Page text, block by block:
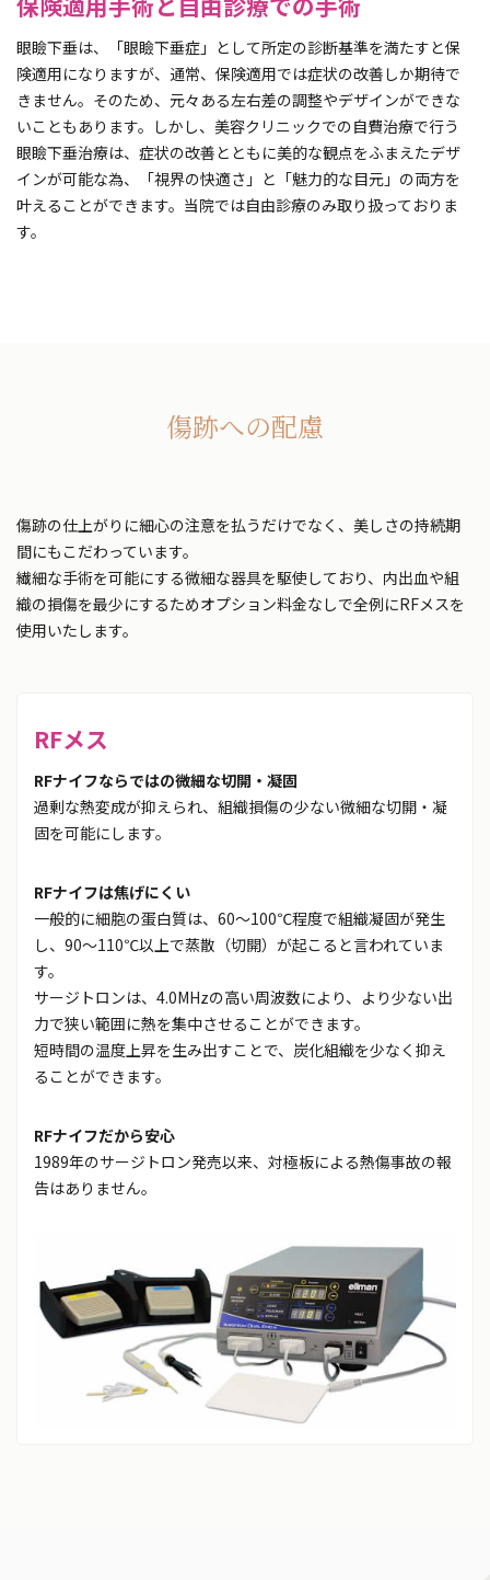
眼瞼下垂は、「眼瞼下垂症」として所定の診断基準を満たすと保
険適用になりますが、通常、保険適用では症状の改善しか期待で
きません。そのため、元々ある左右差の調整やデザインができな
いこともあります。しかし、美容クリニックでの自費治療で行う
眼瞼下垂治療は、症状の改善とともに美的な観点をふまえたデザ
インが可能な為、「視界の快適さ」と「魅力的な目元」の両方を
叶えることができます。当院では自由診療のみ取り扱っておりま
す。
傷跡への配慮
傷跡の仕上がりに細心の注意を払うだけでなく、美しさの持続期
間にもこだわっています。
繊細な手術を可能にする微細な器具を駆使しており、内出血や組
織の損傷を最少にするためオプション料金なしで全例にRFメスを
使用いたします。
RFメス
RFナイフならではの微細な切開・凝固
過剰な熱変成が抑えられ、組織損傷の少ない微細な切開・凝
固を可能にします。
RFナイフは焦げにくい
一般的に細胞の蛋白質は、60～100℃程度で組織凝固が発生
し、90～110℃以上で蒸散（切開）が起こると言われていま
す。
サージトロンは、4.0MHzの高い周波数により、より少ない出
力で狭い範囲に熱を集中させることができます。
短時間の温度上昇を生み出すことで、炭化組織を少なく抑え
ることができます。
RFナイフだから安心
1989年のサージトロン発売以来、対極板による熱傷事故の報
告はありません。